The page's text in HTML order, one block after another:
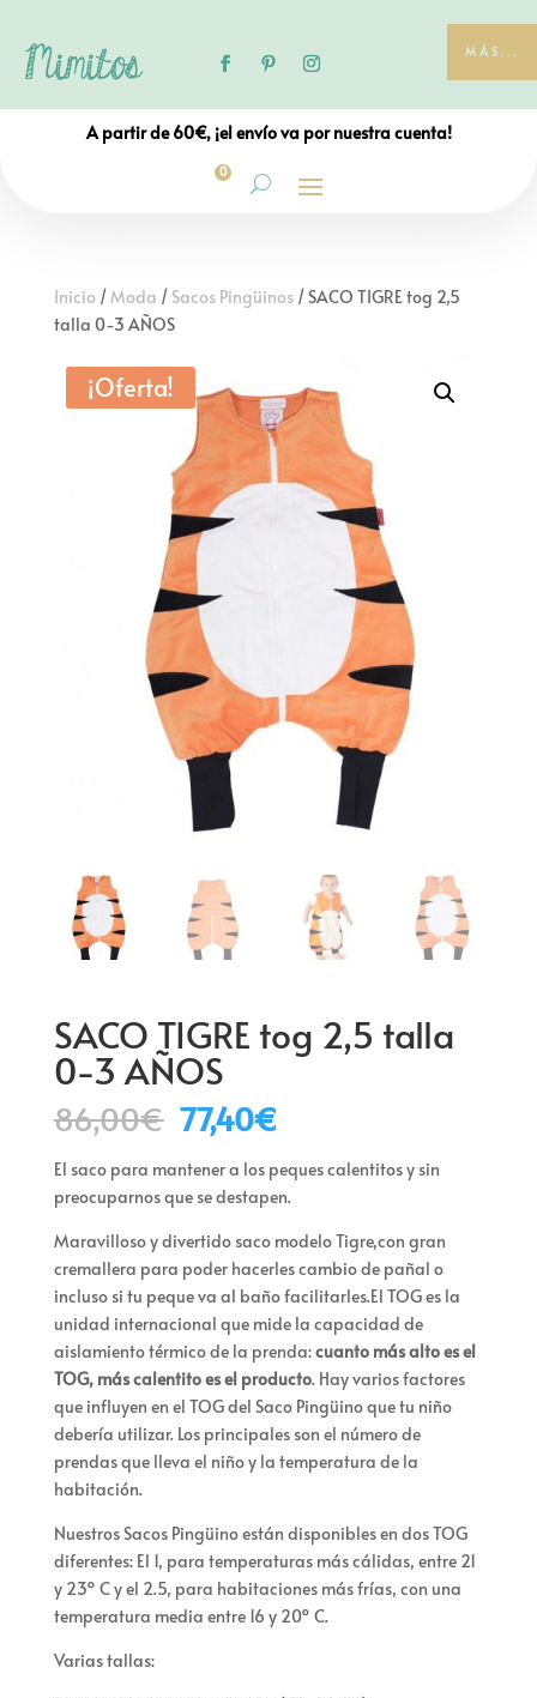
MÁS...
A partir de 60€, ¡el envío va por nuestra cuenta!
0
Inicio /Moda / Sacos Pingüinos/ SACO TIGRE tog 2,5
talla 0-3 AÑOS
¡Oferta!
SACO TIGRE tog 2,5 talla
0-3 AÑOS
86,00€ El
precio
original
era:
86,00€.
77,40€
actual
es:
77,40€.
El saco para mantener a los peques calentitos y sin
preocuparnos que se destapen.
Maravilloso y divertido saco modelo Tigre,con gran
cremallera para poder hacerles cambio de pañal o
incluso si tu peque va al baño facilitarles.El TOG es la
unidad internacional que mide la capacidad de
aislamiento térmico de la prenda:cuanto más alto es el
TOG, más calentito es el producto. Hay varios factores
que influyen en el TOG del Saco Pingüino que tu niño
debería utilizar. Los principales son el número de
prendas que lleva el niño y la temperatura de la
habitación.
Nuestros Sacos Pingüino están disponibles en dos TOG
diferentes: El 1, para temperaturas más cálidas, entre 21
y 23º C y el 2.5, para habitaciones más frías, con una
temperatura media entre 16 y 20º C.
Varias tallas: